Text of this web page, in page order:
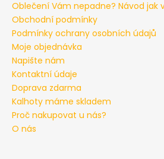
e
m
e
PÁNSKÉ
TEPLÁKY
SVĚTLÝ
MELÍR
TALLREPUBLIC
LONGSTER,
PRODLOUŽENÉ
Oblečení Vám nepadne? Návod jak
Obchodní podmínky
Podmínky ochrany osobních údajů
Moje objednávka
Napište nám
Kontaktní údaje
Doprava zdarma
Kalhoty máme skladem
Proč nakupovat u nás?
O nás